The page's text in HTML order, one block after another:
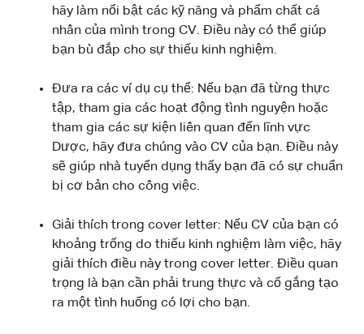
hãy làm nổi bật các kỹ năng và phẩm chất cá
nhân của mình trong CV. Điều này có thể giúp
bạn bù đắp cho sự thiếu kinh nghiệm.
Đưa ra các ví dụ cụ thể: Nếu bạn đã từng thực
tập, tham gia các hoạt động tình nguyện hoặc
tham gia các sự kiện liên quan đến lĩnh vực
Dược, hãy đưa chúng vào CV của bạn. Điều này
sẽ giúp nhà tuyển dụng thấy bạn đã có sự chuẩn
bị cơ bản cho công việc.
Giải thích trong cover letter: Nếu CV của bạn có
khoảng trống do thiếu kinh nghiệm làm việc, hãy
giải thích điều này trong cover letter. Điều quan
trọng là bạn cần phải trung thực và cố gắng tạo
ra một tình huống có lợi cho bạn.